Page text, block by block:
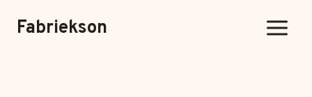
naarFabriekson